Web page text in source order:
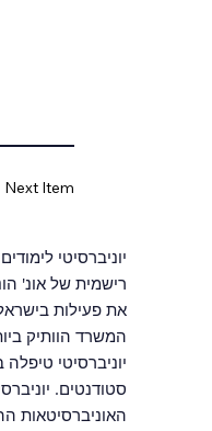
Next Item
יוניברסיטי
רישמית של אונ'
המשרד הוותיק
סטודנטים.
האוניברסיטאות